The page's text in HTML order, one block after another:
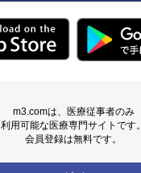
m3.comは、医療従事者のみ
利用可能な医療専門サイトです。
会員登録は無料です。